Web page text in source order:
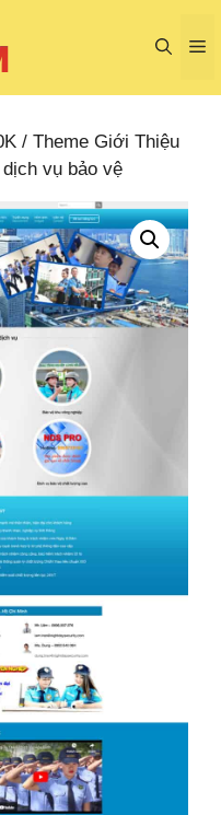
/ Theme Giới Thiệu
vụ bảo vệ